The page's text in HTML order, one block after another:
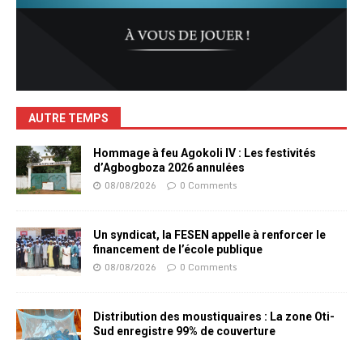
AUTRE TEMPS
Hommage à feu Agokoli IV : Les festivités
d’Agbogboza 2026 annulées
08/08/2026 0 Comments
Un syndicat, la FESEN appelle à renforcer le
financement de l’école publique
08/08/2026 0 Comments
Distribution des moustiquaires : La zone Oti-
Sud enregistre 99% de couverture